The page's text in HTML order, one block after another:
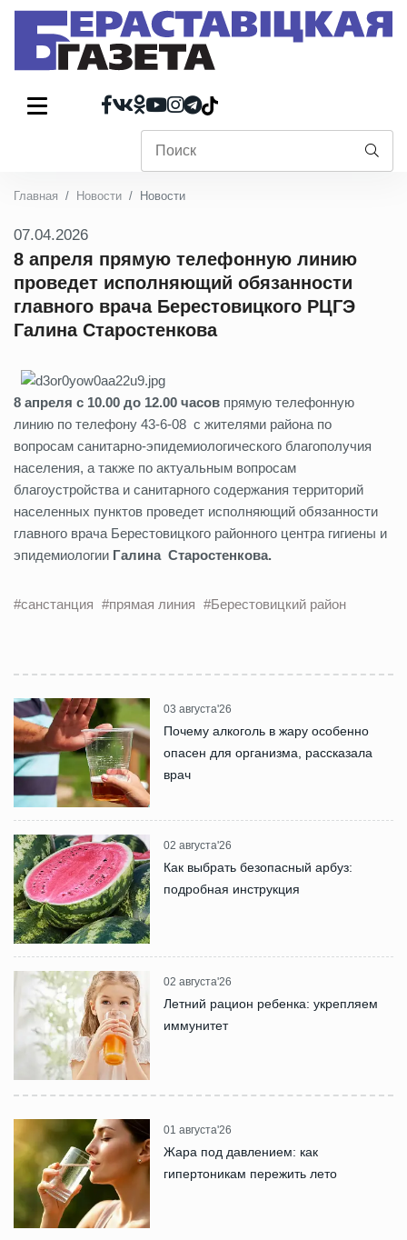
Главная Новости Новости
07.04.2026
8 апреля прямую телефонную линию
проведет исполняющий обязанности
главного врача Берестовицкого РЦГЭ
Галина Старостенкова
8 апреля с 10.00 до 12.00 часов прямую телефонную
линию по телефону 43-6-08 с жителями района по
вопросам санитарно-эпидемиологического благополучия
населения, а также по актуальным вопросам
благоустройства и санитарного содержания территорий
населенных пунктов проведет исполняющий обязанности
главного врача Берестовицкого районного центра гигиены и
эпидемиологии Галина Старостенкова.
#санстанция #прямая линия #Берестовицкий район
03 августа'26
Почему алкоголь в жару особенно
опасен для организма, рассказала
врач
02 августа'26
Как выбрать безопасный арбуз:
подробная инструкция
02 августа'26
Летний рацион ребенка: укрепляем
иммунитет
01 августа'26
Жара под давлением: как
гипертоникам пережить лето